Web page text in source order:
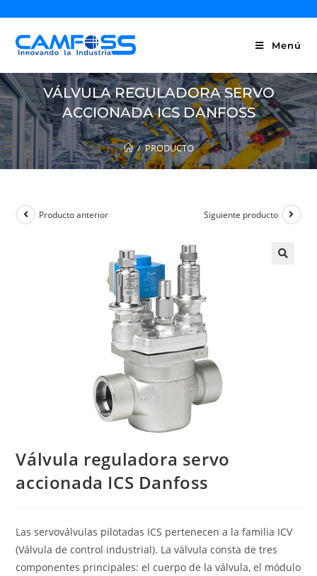
Menú
VÁLVULA REGULADORA SERVO
ACCIONADA ICS DANFOSS
/ PRODUCTO
Producto anterior Siguiente producto
Válvula reguladora servo
accionada ICS Danfoss
Las servoválvulas pilotadas ICS pertenecen a la familia ICV
(Válvula de control industrial). La válvula consta de tres
componentes principales: el cuerpo de la válvula, el módulo